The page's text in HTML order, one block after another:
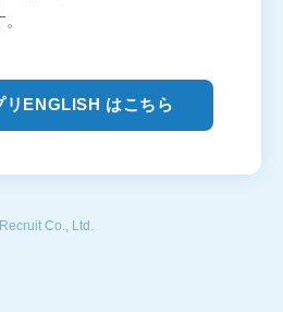
リENGLISH はこちら
Co., Ltd.